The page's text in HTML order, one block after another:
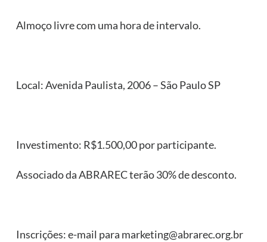
Almoço livre com uma hora de intervalo.
Local: Avenida Paulista, 2006 – São Paulo SP
Investimento: R$1.500,00 por participante.
Associado da ABRAREC terão 30% de desconto.
Inscrições: e-mail para marketing@abrarec.org.br